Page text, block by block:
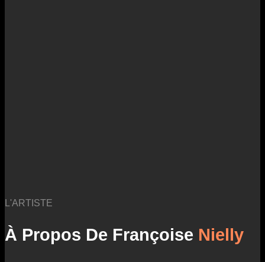
L'ARTISTE
À Propos De Françoise Nielly